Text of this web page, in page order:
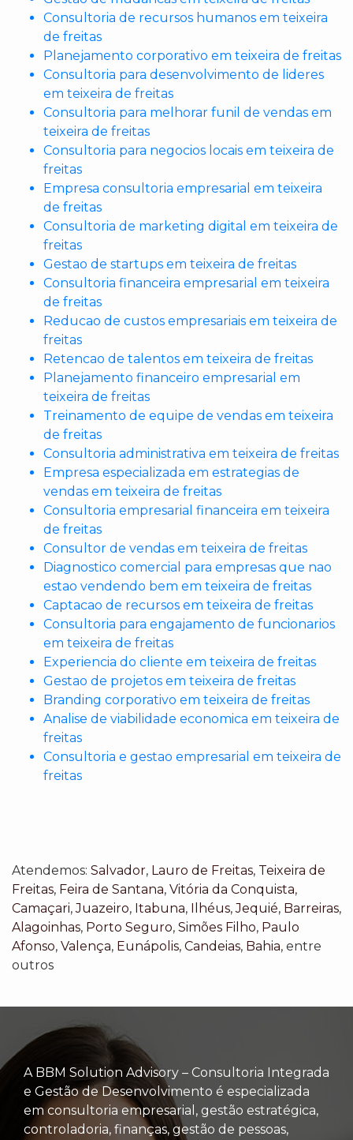
Consultoria de recursos humanos em teixeira
de freitas
Planejamento corporativo em teixeira de freitas
Consultoria para desenvolvimento de lideres
em teixeira de freitas
Consultoria para melhorar funil de vendas em
teixeira de freitas
Consultoria para negocios locais em teixeira de
freitas
Empresa consultoria empresarial em teixeira
de freitas
Consultoria de marketing digital em teixeira de
freitas
Gestao de startups em teixeira de freitas
Consultoria financeira empresarial em teixeira
de freitas
Reducao de custos empresariais em teixeira de
freitas
Retencao de talentos em teixeira de freitas
Planejamento financeiro empresarial em
teixeira de freitas
Treinamento de equipe de vendas em teixeira
de freitas
Consultoria administrativa em teixeira de freitas
Empresa especializada em estrategias de
vendas em teixeira de freitas
Consultoria empresarial financeira em teixeira
de freitas
Consultor de vendas em teixeira de freitas
Diagnostico comercial para empresas que nao
estao vendendo bem em teixeira de freitas
Captacao de recursos em teixeira de freitas
Consultoria para engajamento de funcionarios
em teixeira de freitas
Experiencia do cliente em teixeira de freitas
Gestao de projetos em teixeira de freitas
Branding corporativo em teixeira de freitas
Analise de viabilidade economica em teixeira de
freitas
Consultoria e gestao empresarial em teixeira de
freitas
Atendemos: Salvador, Lauro de Freitas, Teixeira de
Freitas, Feira de Santana, Vitória da Conquista,
Camaçari,Juazeiro, Itabuna, Ilhéus,Jequié, Barreiras,
Alagoinhas, Porto Seguro, Simões Filho, Paulo
Afonso, Valença, Eunápolis, Candeias, Bahia, entre
outros
A BBM Solution Advisory – Consultoria Integrada
e Gestão de Desenvolvimento é especializada
em consultoria empresarial, gestão estratégica,
controladoria, finanças, gestão de pessoas,